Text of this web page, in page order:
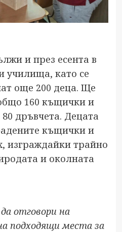
и през есента в
училища, като се
още 200 деца. Ще
160 къщички и
дръвчета. Децата
къщички и
изграждайки трайно
и околната
отговори на
подходящи места за